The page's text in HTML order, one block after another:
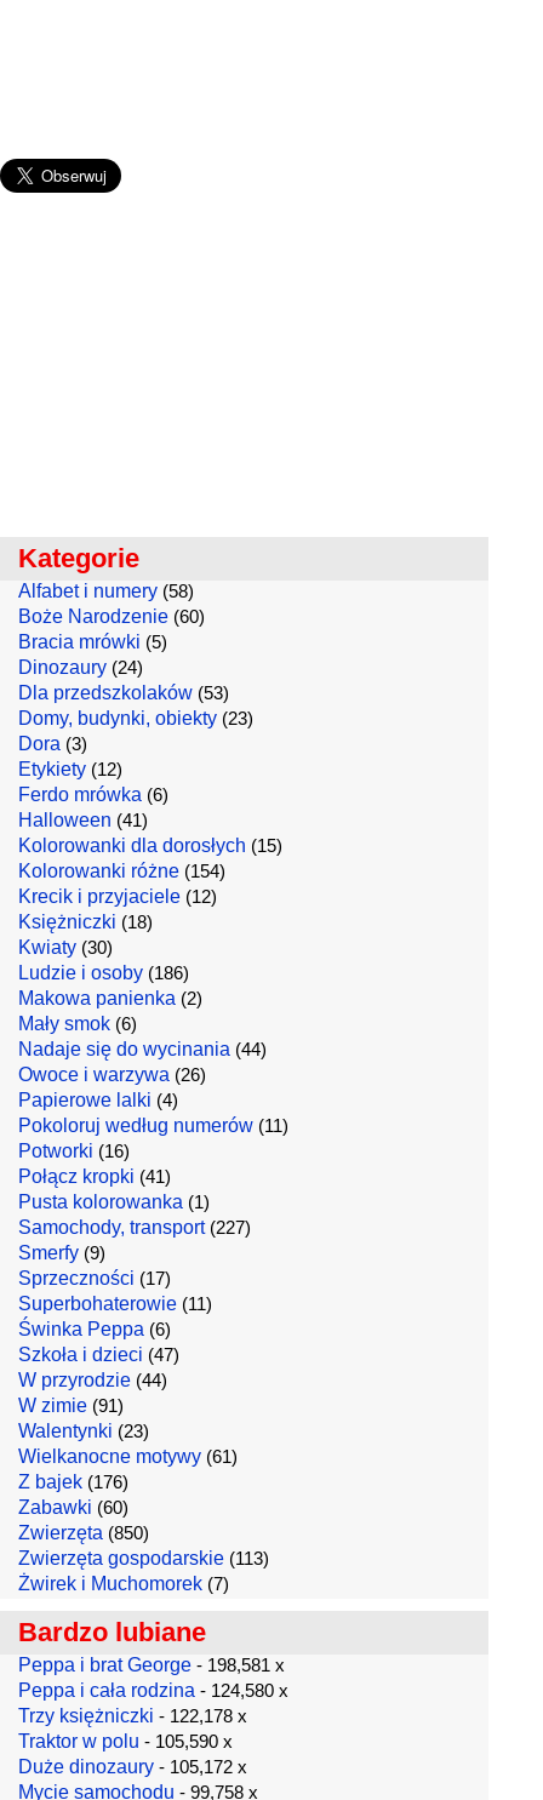
Kategorie
Alfabet i numery (58)
Boże Narodzenie (60)
Bracia mrówki (5)
Dinozaury (24)
Dla przedszkolaków (53)
Domy, budynki, obiekty (23)
Dora (3)
Etykiety (12)
Ferdo mrówka (6)
Halloween (41)
Kolorowanki dla dorosłych (15)
Kolorowanki różne (154)
Krecik i przyjaciele (12)
Księżniczki (18)
Kwiaty (30)
Ludzie i osoby (186)
Makowa panienka (2)
Mały smok (6)
Nadaje się do wycinania (44)
Owoce i warzywa (26)
Papierowe lalki (4)
Pokoloruj według numerów (11)
Potworki (16)
Połącz kropki (41)
Pusta kolorowanka (1)
Samochody, transport(227)
Smerfy (9)
Sprzeczności (17)
Superbohaterowie (11)
Świnka Peppa (6)
Szkoła i dzieci (47)
W przyrodzie (44)
W zimie (91)
Walentynki (23)
Wielkanocne motywy (61)
Z bajek (176)
Zabawki (60)
Zwierzęta (850)
Zwierzęta gospodarskie (113)
Żwirek i Muchomorek (7)
Bardzo lubiane
Peppa i brat George - 198,581 x
Peppa i cała rodzina - 124,580 x
Trzy księżniczki - 122,178 x
Traktor w polu - 105,590 x
Duże dinozaury - 105,172 x
Mycie samochodu - 99,758 x